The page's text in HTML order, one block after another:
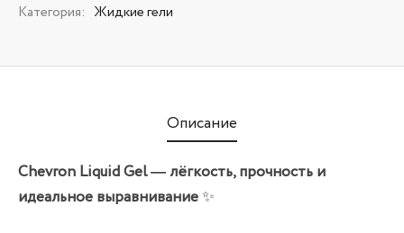
Категория: Жидкие гели
Описание
Chevron Liquid Gel — лёгкость, прочность и
идеальное выравнивание ✨